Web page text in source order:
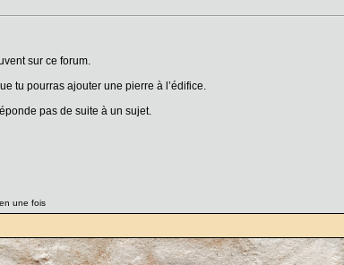
sur ce forum.
tu pourras ajouter une pierre à l’édifice.
pas de suite à un sujet.
une fois